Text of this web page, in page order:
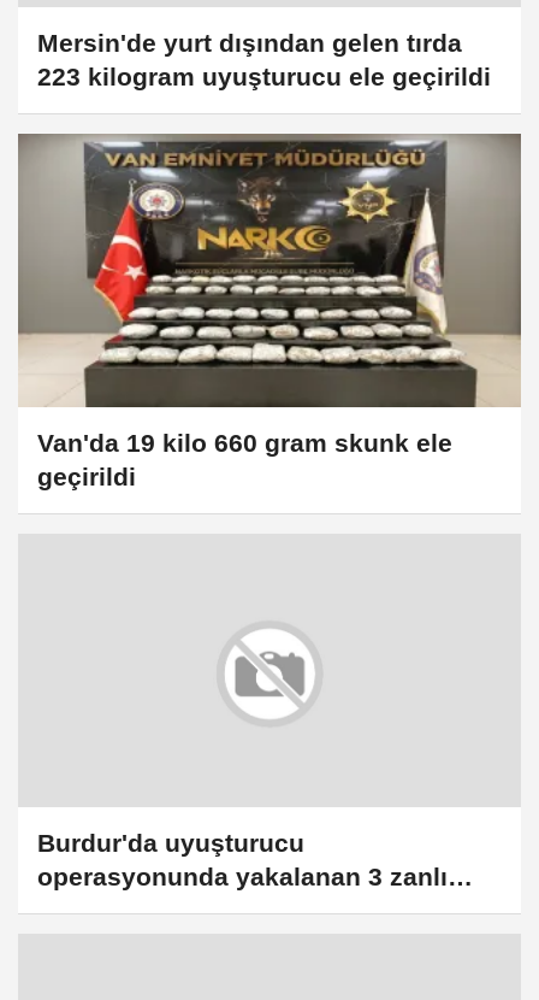
Mersin'de yurt dışından gelen tırda
223 kilogram uyuşturucu ele geçirildi
Van'da 19 kilo 660 gram skunk ele
geçirildi
Burdur'da uyuşturucu
operasyonunda yakalanan 3 zanlı
tutuklandı